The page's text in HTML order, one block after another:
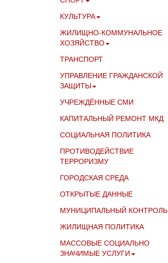
КУЛЬТУРА
ЖИЛИЩНО-КОММУНАЛЬНОЕ
ХОЗЯЙСТВО
ТРАНСПОРТ
УПРАВЛЕНИЕ ГРАЖДАНСКОЙ
ЗАЩИТЫ
УЧРЕЖДЁННЫЕ СМИ
КАПИТАЛЬНЫЙ РЕМОНТ МКД
СОЦИАЛЬНАЯ ПОЛИТИКА
ПРОТИВОДЕЙСТВИЕ
ТЕРРОРИЗМУ
ГОРОДСКАЯ СРЕДА
ОТКРЫТЫЕ ДАННЫЕ
МУНИЦИПАЛЬНЫЙ КОНТРОЛЬ
ЖИЛИЩНАЯ ПОЛИТИКА
МАССОВЫЕ СОЦИАЛЬНО
ЗНАЧИМЫЕ УСЛУГИ